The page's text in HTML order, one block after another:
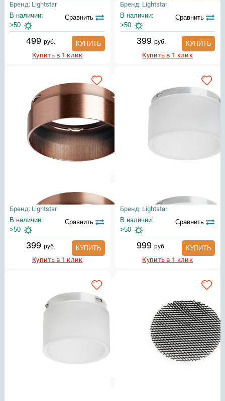
Бренд: Lightstar
В наличии:
>50
Сравнить
499руб.
КУПИТЬ
Купить в 1 клик
Бренд: Lightstar
В наличии:
>50
Сравнить
399 руб.
КУПИТЬ
Купить в 1 клик
Бренд: Lightstar
В наличии:
>50
Сравнить
399руб.
КУПИТЬ
Купить в 1 клик
Бренд: Lightstar
В наличии:
>50
Сравнить
999 руб.
КУПИТЬ
Купить в 1 клик